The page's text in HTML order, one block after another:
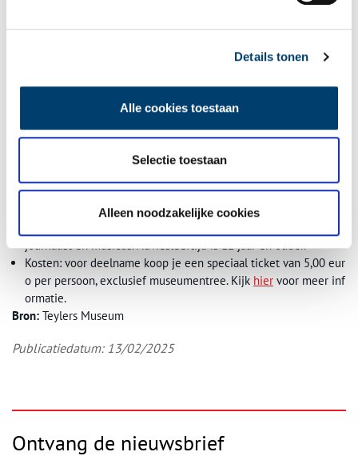
Details tonen
Alle cookies toestaan
Selectie toestaan
Alleen noodzakelijke cookies
Teade Smedes gaat in deze lezing bij de tentoonstellingKosmos
basis van de werking van de natuurwetten, zegt dat dan iets over
Tijd: 14:00 – 15:00
Locatie: Deze lezing wordt gegeven in de Gehoorzaal in Teyler
journalist en musicus. Adviesleeftijd is 12 jaar en ouder.
Kosten: voor deelname koop je een speciaal ticket van 5,00 eur
o per persoon, exclusief museumentree. Kijk hier voor meer inf
ormatie.
Bron: Teylers Museum
Publicatiedatum: 13/02/2025
Ontvang de nieuwsbrief